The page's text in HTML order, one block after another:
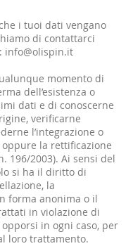
i tuoi dati vengano
di contattarci
info@olispin.it
momento di
dell’esistenza o
dati e di conoscerne
verificarne
l’integrazione o
oppure la rettificazione
196/2003). Ai sensi del
si ha il diritto di
la
forma anonima o il
in violazione di
in ogni caso, per
loro trattamento.